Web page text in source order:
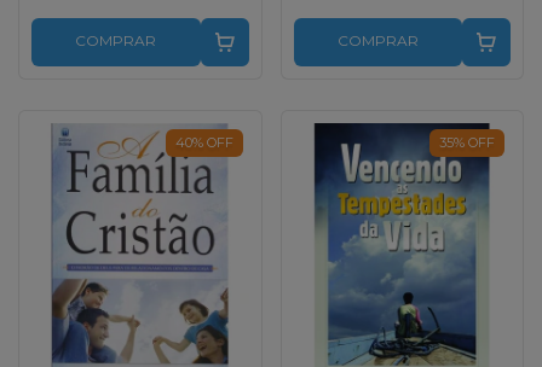
COMPRAR COMPRAR
40% OFF 35% OFF